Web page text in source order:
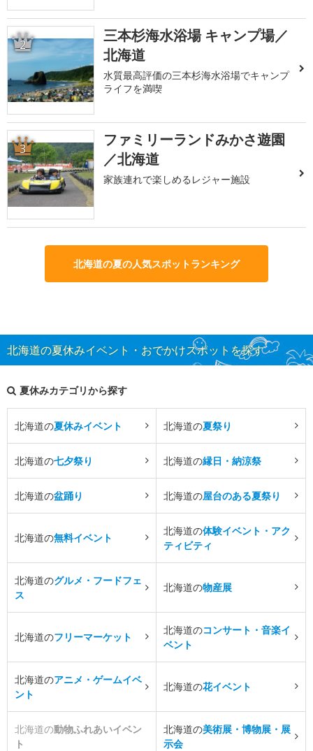
2
三本杉海水浴場 キャンプ場／
北海道
水質最高評価の三本杉海水浴場でキャンプ
ライフを満喫
3
ファミリーランドみかさ遊園
／北海道
家族連れで楽しめるレジャー施設
北海道の夏の人気スポットランキング
北海道の夏休みイベント・おでかけスポットを探す
夏休みカテゴリから探す
北海道の夏休みイベント 北海道の夏祭り
北海道の七夕祭り 北海道の縁日・納涼祭
北海道の盆踊り 北海道の屋台のある夏祭り
北海道の無料イベント
北海道の体験イベント・アク
ティビティ
北海道のグルメ・フードフェ
ス
北海道の物産展
北海道のフリーマーケット
北海道のコンサート・音楽イ
ベント
北海道のアニメ・ゲームイベ
ント
北海道の花イベント
北海道の動物ふれあいイベン
ト
北海道の美術展・博物展・展
示会